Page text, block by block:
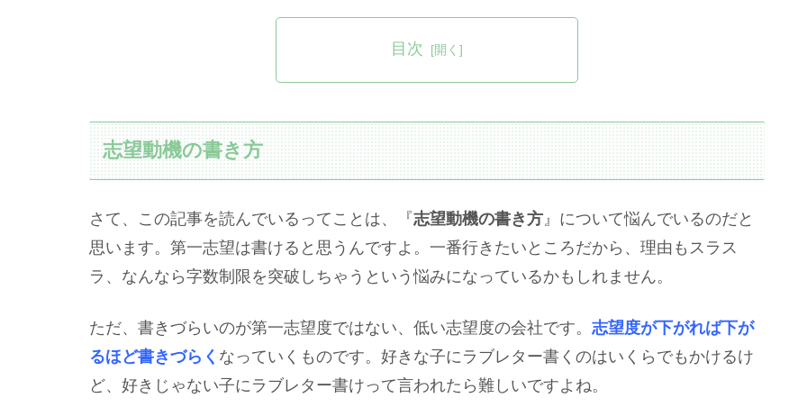
目次
志望動機の書き方
さて、この記事を読んでいるってことは、『志望動機の書き方 』について悩んでいるのだと
思います。第一志望は書けると思うんですよ。一番行きたいところだから、理由もスラス
ラ、なんなら字数制限を突破しちゃうという悩みになっているかもしれません。
ただ、書きづらいのが第一志望度ではない、低い志望度の会社です。 志望度が下がれば下が
るほど書きづらく なっていくものです。好きな子にラブレター書くのはいくらでもかけるけ
ど、好きじゃない子にラブレター書けって言われたら難しいですよね。